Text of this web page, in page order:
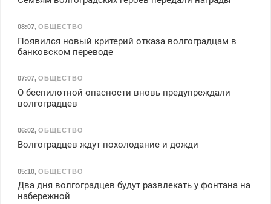
08:07, ОБЩЕСТВО
Появился новый критерий отказа волгоградцам в
банковском переводе
07:07, ОБЩЕСТВО
О беспилотной опасности вновь предупреждали
волгоградцев
06:02, ОБЩЕСТВО
Волгоградцев ждут похолодание и дожди
05:10, ОБЩЕСТВО
Два дня волгоградцев будут развлекать у фонтана на
набережной